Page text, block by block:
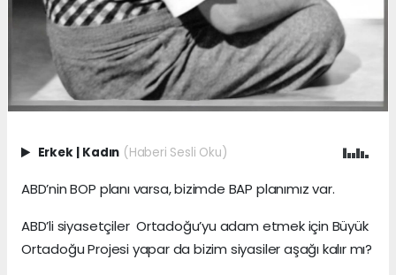
Erkek | Kadın (Haberi Sesli Oku)
ABD’nin BOP planı varsa, bizimde BAP planımız var.
ABD’li siyasetçiler Ortadoğu’yu adam etmek için Büyük
Ortadoğu Projesi yapar da bizim siyasiler aşağı kalır mı?